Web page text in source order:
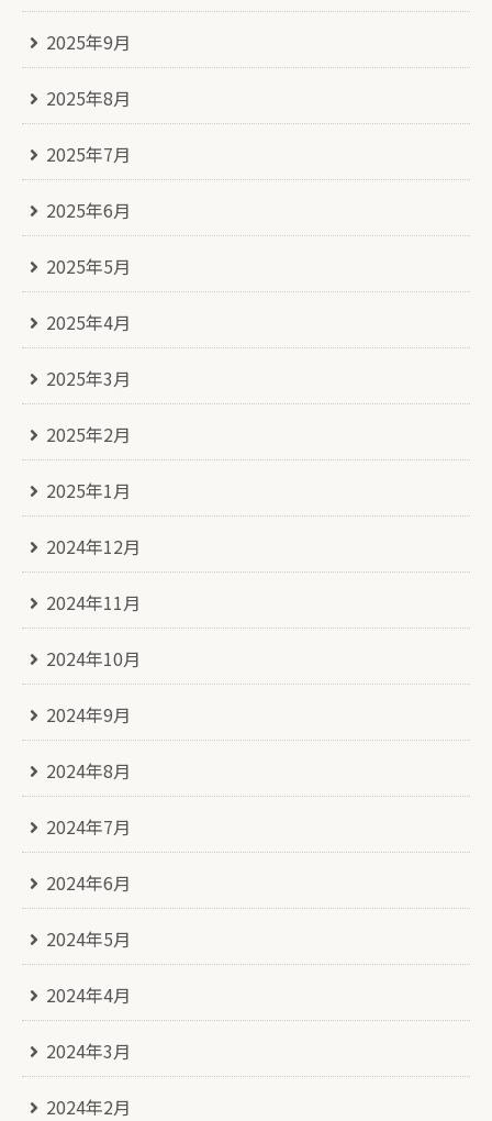
2025年9月
2025年8月
2025年7月
2025年6月
2025年5月
2025年4月
2025年3月
2025年2月
2025年1月
2024年12月
2024年11月
2024年10月
2024年9月
2024年8月
2024年7月
2024年6月
2024年5月
2024年4月
2024年3月
2024年2月